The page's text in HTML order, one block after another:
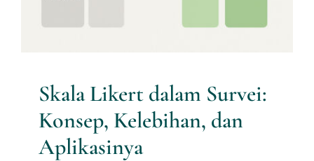
Skala Likert dalam Survei:
Konsep, Kelebihan, dan
Aplikasinya